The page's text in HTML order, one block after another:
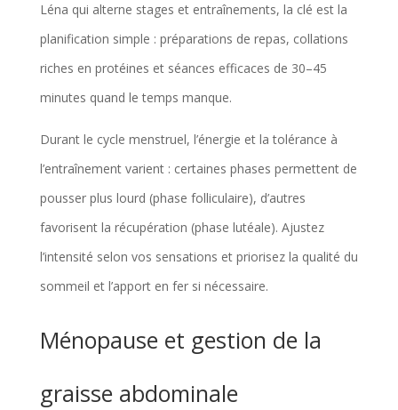
Léna qui alterne stages et entraînements, la clé est la
planification simple : préparations de repas, collations
riches en protéines et séances efficaces de 30–45
minutes quand le temps manque.
Durant le cycle menstruel, l’énergie et la tolérance à
l’entraînement varient : certaines phases permettent de
pousser plus lourd (phase folliculaire), d’autres
favorisent la récupération (phase lutéale). Ajustez
l’intensité selon vos sensations et priorisez la qualité du
sommeil et l’apport en fer si nécessaire.
Ménopause et gestion de la
graisse abdominale